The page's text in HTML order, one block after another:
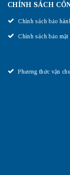
CHÍNH SÁCH
Chính sách bảo
Chính sách bảo
Phương thức vận